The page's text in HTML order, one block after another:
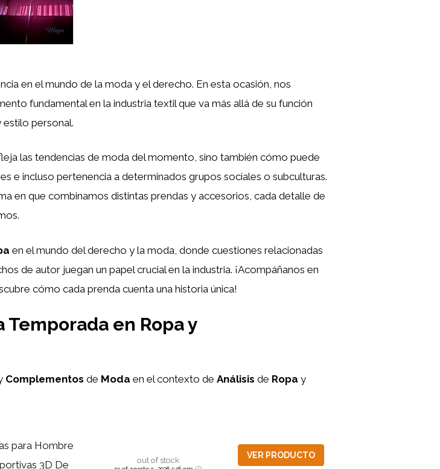
en el mundo de la moda y el derecho. En esta ocasión, nos
fundamental en la industria textil que va más allá de su función
estilo personal.
las tendencias de moda del momento, sino también cómo puede
e incluso pertenencia a determinados grupos sociales o subculturas.
en que combinamos distintas prendas y accesorios, cada detalle de
en el mundo del derecho y la moda, donde cuestiones relacionadas
de autor juegan un papel crucial en la industria. ¡Acompáñanos en
cómo cada prenda cuenta una historia única!
en Ropa y
Complementos de Moda en el contexto de Análisis de Ropa y
para Hombre
3D De
out of stock VER PRODUCTO